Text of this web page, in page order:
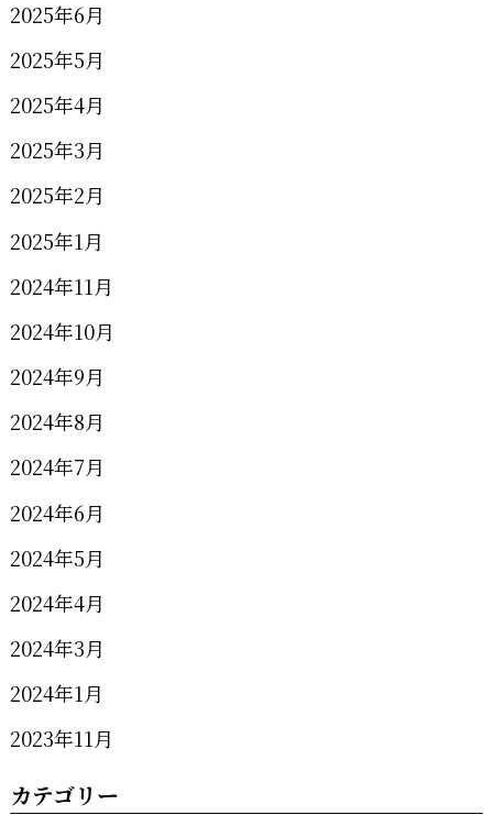
2025年6月
2025年5月
2025年4月
2025年3月
2025年2月
2025年1月
2024年11月
2024年10月
2024年9月
2024年8月
2024年7月
2024年6月
2024年5月
2024年4月
2024年3月
2024年1月
2023年11月
カテゴリー